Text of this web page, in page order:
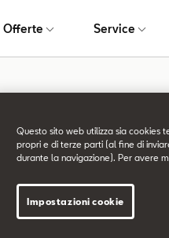
Offerte Service
Pagina non
La pagina richiesta non è
Questo sito web utilizza sia cookies
propri e di terze parti (al fine di
durante la navigazione). Per avere
Impostazioni cookie